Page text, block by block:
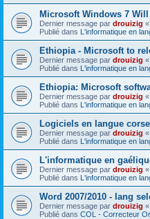
Microsoft Windows 7
Dernier message par drouizig «
Publié dans L'informatique en
Ethiopia - Microsoft to
Dernier message par drouizig «
Publié dans L'informatique en
Ethiopia: Microsoft
Dernier message par drouizig «
Publié dans L'informatique en
Logiciels en langue corse
Dernier message par drouizig «
Publié dans L'informatique en
L'informatique en
Dernier message par drouizig «
Publié dans L'informatique en
Word 2007/2010 - lang
Dernier message par drouizig «
Publié dans COL - Correcteur